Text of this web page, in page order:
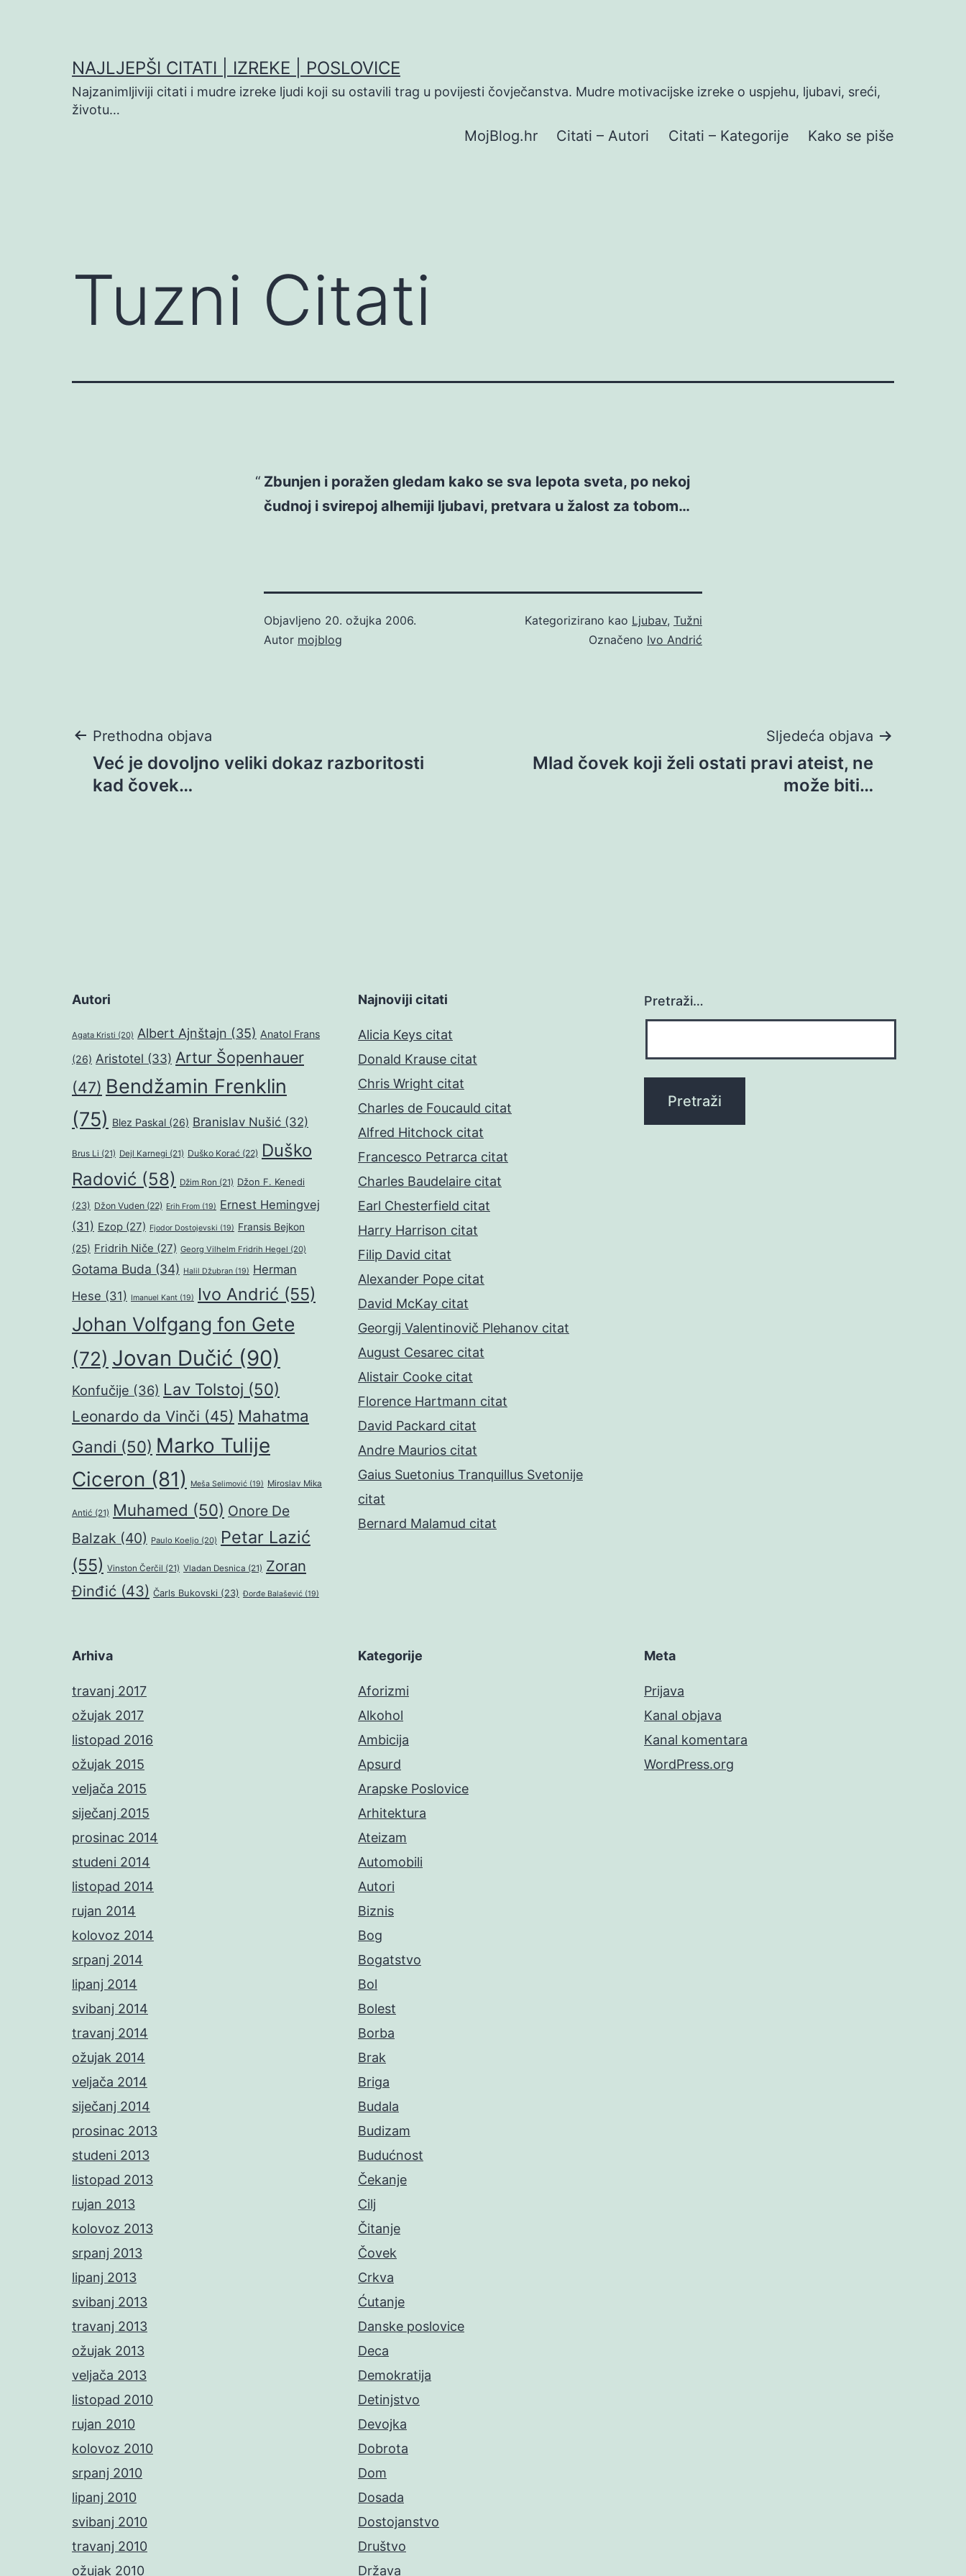
NAJLJEPŠI CITATI | IZREKE | POSLOVICE
Najzanimljiviji citati i mudre izreke ljudi koji su ostavili trag u povijesti čovječanstva. Mudre motivacijske izreke o uspjehu, ljubavi, sreći,
životu…
MojBlog.hr Citati – Autori Citati – Kategorije Kako se piše
Tuzni Citati
Zbunjen i poražen gledam kako se sva lepota sveta, po nekoj
čudnoj i svirepoj alhemiji ljubavi, pretvara u žalost za tobom…
Objavljeno 20. ožujka 2006.
Autor mojblog
Kategorizirano kao Ljubav, Tužni
Označeno Ivo Andrić
Navigacija
objava
Prethodna objava
Već je dovoljno veliki dokaz razboritosti
kad čovek…
Sljedeća objava
Mlad čovek koji želi ostati pravi ateist, ne
može biti…
Autori
Agata Kristi (20) Albert Ajnštajn (35) Anatol Frans
(26) Aristotel (33) Artur Šopenhauer
(47) Bendžamin Frenklin
(75) Blez Paskal (26) Branislav Nušić (32)
Brus Li (21) Dejl Karnegi (21) Duško Korać (22) Duško
Radović (58) Džim Ron (21) Džon F. Kenedi
(23) Džon Vuden (22) Erih From (19) Ernest Hemingvej
(31) Ezop (27) Fjodor Dostojevski (19) Fransis Bejkon
(25) Fridrih Niče (27) Georg Vilhelm Fridrih Hegel (20)
Gotama Buda (34) Halil Džubran (19) Herman
Hese (31) Imanuel Kant (19) Ivo Andrić (55)
Johan Volfgang fon Gete
(72) Jovan Dučić (90)
Konfučije (36) Lav Tolstoj (50)
Leonardo da Vinči (45) Mahatma
Gandi (50) Marko Tulije
Ciceron (81) Meša Selimović (19) Miroslav Mika
Antić (21) Muhamed (50) Onore De
Balzak (40) Paulo Koeljo (20) Petar Lazić
(55) Vinston Čerčil (21) Vladan Desnica (21) Zoran
Đinđić (43) Čarls Bukovski (23) Đorđe Balašević (19)
Najnoviji citati
Alicia Keys citat
Donald Krause citat
Chris Wright citat
Charles de Foucauld citat
Alfred Hitchock citat
Francesco Petrarca citat
Charles Baudelaire citat
Earl Chesterfield citat
Harry Harrison citat
Filip David citat
Alexander Pope citat
David McKay citat
Georgij Valentinovič Plehanov citat
August Cesarec citat
Alistair Cooke citat
Florence Hartmann citat
David Packard citat
Andre Maurios citat
Gaius Suetonius Tranquillus Svetonije
citat
Bernard Malamud citat
Pretraži…
Arhiva
travanj 2017
ožujak 2017
listopad 2016
ožujak 2015
veljača 2015
siječanj 2015
prosinac 2014
studeni 2014
listopad 2014
rujan 2014
kolovoz 2014
srpanj 2014
lipanj 2014
svibanj 2014
travanj 2014
ožujak 2014
veljača 2014
siječanj 2014
prosinac 2013
studeni 2013
listopad 2013
rujan 2013
kolovoz 2013
srpanj 2013
lipanj 2013
svibanj 2013
travanj 2013
ožujak 2013
veljača 2013
listopad 2010
rujan 2010
kolovoz 2010
srpanj 2010
lipanj 2010
svibanj 2010
travanj 2010
ožujak 2010
Kategorije
Aforizmi
Alkohol
Ambicija
Apsurd
Arapske Poslovice
Arhitektura
Ateizam
Automobili
Autori
Biznis
Bog
Bogatstvo
Bol
Bolest
Borba
Brak
Briga
Budala
Budizam
Budućnost
Čekanje
Cilj
Čitanje
Čovek
Crkva
Ćutanje
Danske poslovice
Deca
Demokratija
Detinjstvo
Devojka
Dobrota
Dom
Dosada
Dostojanstvo
Društvo
Država
Meta
Prijava
Kanal objava
Kanal komentara
WordPress.org